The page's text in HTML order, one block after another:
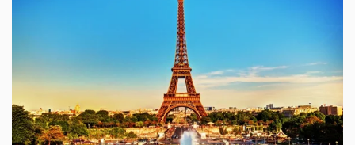
si
podzim
Paříži